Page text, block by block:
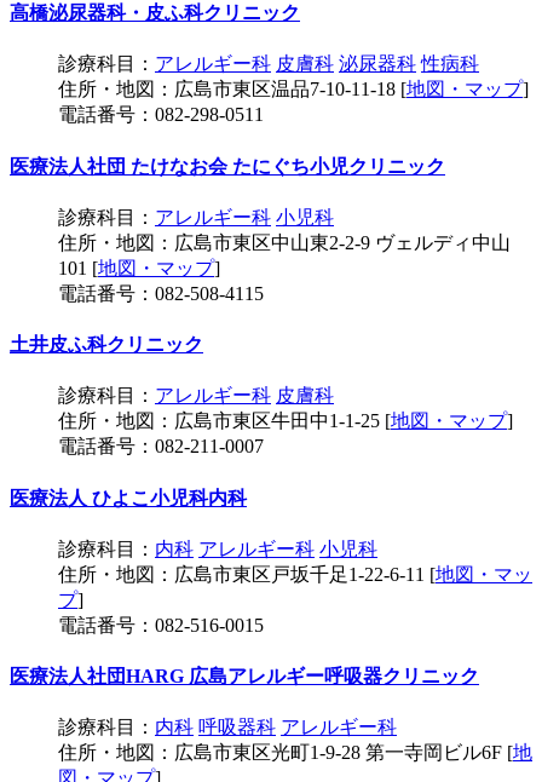
高橋泌尿器科・皮ふ科クリニック
診療科目： アレルギー科 皮膚科 泌尿器科 性病科
住所・地図：広島市東区温品7-10-11-18 [地図・マップ]
電話番号：082-298-0511
医療法人社団 たけなお会 たにぐち小児クリニック
診療科目： アレルギー科 小児科
住所・地図：広島市東区中山東2-2-9 ヴェルディ中山
101 [地図・マップ]
電話番号：082-508-4115
土井皮ふ科クリニック
診療科目： アレルギー科 皮膚科
住所・地図：広島市東区牛田中1-1-25 [地図・マップ]
電話番号：082-211-0007
医療法人 ひよこ小児科内科
診療科目： 内科 アレルギー科 小児科
住所・地図：広島市東区戸坂千足1-22-6-11 [地図・マッ
プ]
電話番号：082-516-0015
医療法人社団HARG 広島アレルギー呼吸器クリニック
診療科目： 内科 呼吸器科 アレルギー科
住所・地図：広島市東区光町1-9-28 第一寺岡ビル6F [地